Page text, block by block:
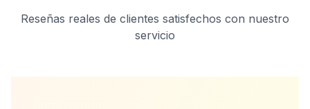
Reseñas reales de clientes satisfechos con nuestro
servicio